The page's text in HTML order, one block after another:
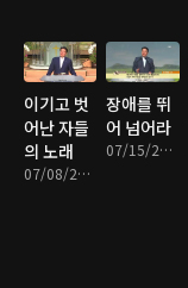
이기고 벗
어난 자들
의 노래
07/08/2016 • 45분
장애를 뛰
어 넘어라
07/15/2016 • 44분